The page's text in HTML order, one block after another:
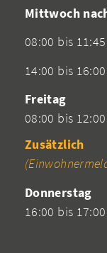
Mittwoch
08:00 bis
14:00 bis
Freitag
08:00 bis
Zusätzlich
Donnerstag
16:00 bis